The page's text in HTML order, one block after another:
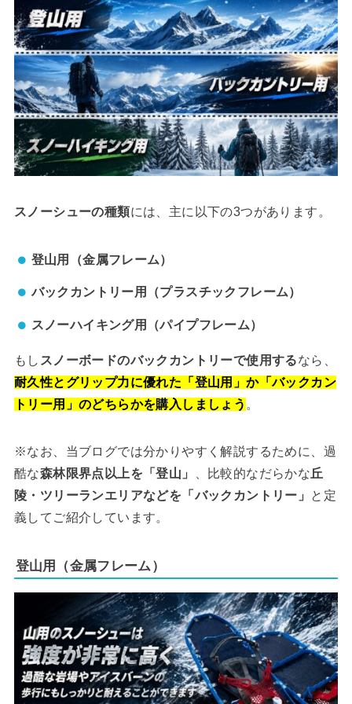
スノーシューの種類には、主に以下の3つがあります。
登山用（金属フレーム）
バックカントリー用（プラスチックフレーム）
スノーハイキング用（パイプフレーム）
もし スノーボードのバックカントリーで使用するなら、
耐久性とグリップ力に優れた「登山用」か「バックカン
トリー用」のどちらかを購入しましょう 。
※なお、当ブログでは分かりやすく解説するために、過
酷な森林限界点以上を「登山」 、比較的なだらかな 丘
陵・ツリーランエリアなどを「バックカントリー」
と定
義してご紹介しています。
登山用（金属フレーム）